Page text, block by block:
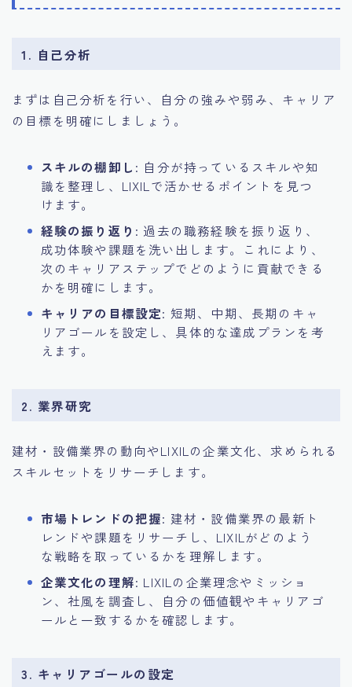
1. 自己分析
まずは自己分析を行い、自分の強みや弱み、キャリア
の目標を明確にしましょう。
スキルの棚卸し : 自分が持っているスキルや知
識を整理し、LIXILで活かせるポイントを見つ
けます。
経験の振り返り : 過去の職務経験を振り返り、
成功体験や課題を洗い出します。これにより、
次のキャリアステップでどのように貢献できる
かを明確にします。
キャリアの目標設定: 短期、中期、長期のキャ
リアゴールを設定し、具体的な達成プランを考
えます。
2. 業界研究
建材・設備業界の動向やLIXILの企業文化、求められる
スキルセットをリサーチします。
市場トレンドの把握: 建材・設備業界の最新ト
レンドや課題をリサーチし、LIXILがどのよう
な戦略を取っているかを理解します。
企業文化の理解: LIXILの企業理念やミッショ
ン、社風を調査し、自分の価値観やキャリアゴ
ールと一致するかを確認します。
3. キャリアゴールの設定